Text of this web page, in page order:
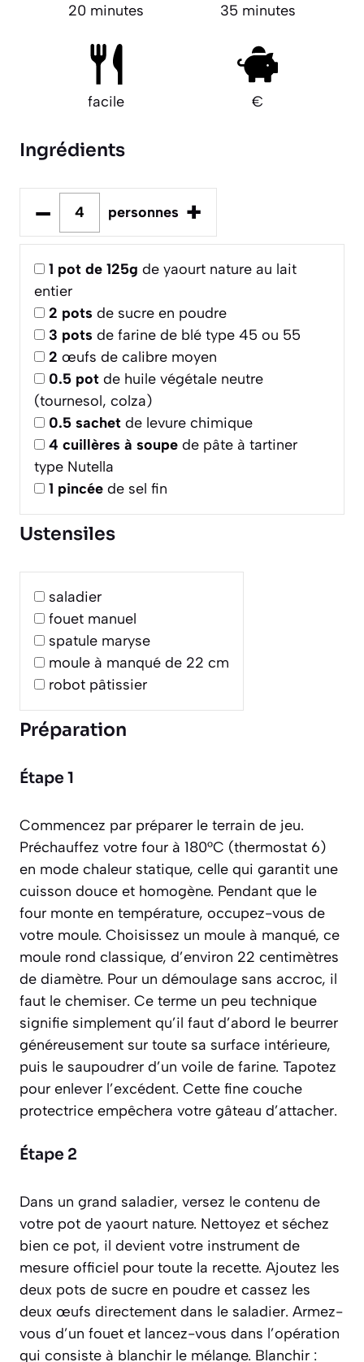
20 minutes 35 minutes
facile €
Ingrédients
– personnes +
1 pot de 125g de yaourt nature au lait
entier
2 pots de sucre en poudre
3 pots de farine de blé type 45 ou 55
2 œufs de calibre moyen
0.5 pot de huile végétale neutre
(tournesol, colza)
0.5 sachet de levure chimique
4 cuillères à soupe de pâte à tartiner
type Nutella
1 pincée de sel fin
Ustensiles
saladier
fouet manuel
spatule maryse
moule à manqué de 22 cm
robot pâtissier
Préparation
Étape 1
Commencez par préparer le terrain de jeu.
Préchauffez votre four à 180°C (thermostat 6)
en mode chaleur statique, celle qui garantit une
cuisson douce et homogène. Pendant que le
four monte en température, occupez-vous de
votre moule. Choisissez un moule à manqué, ce
moule rond classique, d’environ 22 centimètres
de diamètre. Pour un démoulage sans accroc, il
faut le chemiser. Ce terme un peu technique
signifie simplement qu’il faut d’abord le beurrer
généreusement sur toute sa surface intérieure,
puis le saupoudrer d’un voile de farine. Tapotez
pour enlever l’excédent. Cette fine couche
protectrice empêchera votre gâteau d’attacher.
Étape 2
Dans un grand saladier, versez le contenu de
votre pot de yaourt nature. Nettoyez et séchez
bien ce pot, il devient votre instrument de
mesure officiel pour toute la recette. Ajoutez les
deux pots de sucre en poudre et cassez les
deux œufs directement dans le saladier. Armez-
vous d’un fouet et lancez-vous dans l’opération
qui consiste à blanchir le mélange. Blanchir :